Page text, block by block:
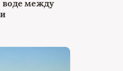
воде между